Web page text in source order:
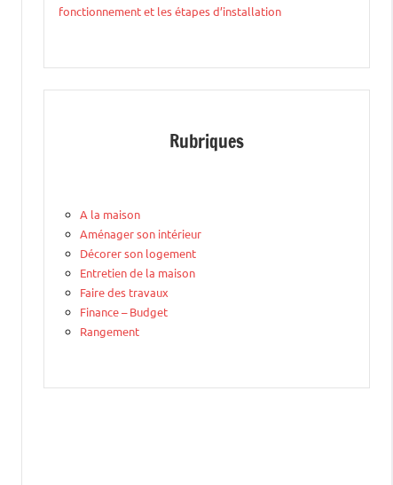
fonctionnement et les étapes d’installation
Rubriques
A la maison
Aménager son intérieur
Décorer son logement
Entretien de la maison
Faire des travaux
Finance – Budget
Rangement